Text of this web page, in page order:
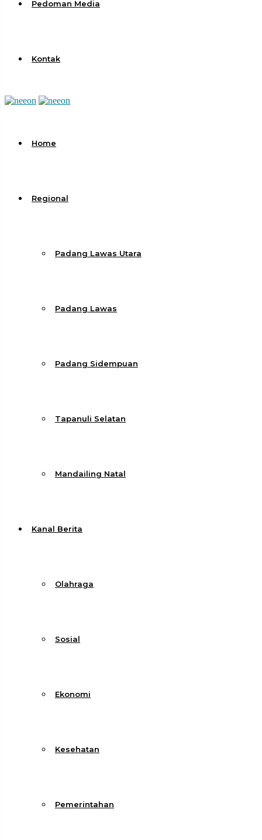
Pedoman Media
Kontak
Home
Regional
Padang Lawas Utara
Padang Lawas
Padang Sidempuan
Tapanuli Selatan
Mandailing Natal
Kanal Berita
Olahraga
Sosial
Ekonomi
Kesehatan
Pemerintahan